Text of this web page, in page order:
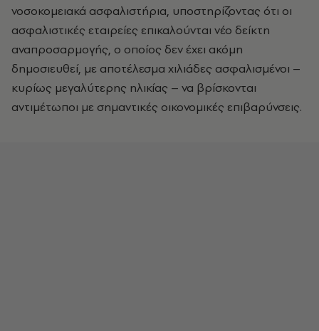
νοσοκομειακά ασφαλιστήρια, υποστηρίζοντας ότι οι
ασφαλιστικές εταιρείες επικαλούνται νέο δείκτη
αναπροσαρμογής, ο οποίος δεν έχει ακόμη
δημοσιευθεί, με αποτέλεσμα χιλιάδες ασφαλισμένοι –
κυρίως μεγαλύτερης ηλικίας – να βρίσκονται
αντιμέτωποι με σημαντικές οικονομικές επιβαρύνσεις.